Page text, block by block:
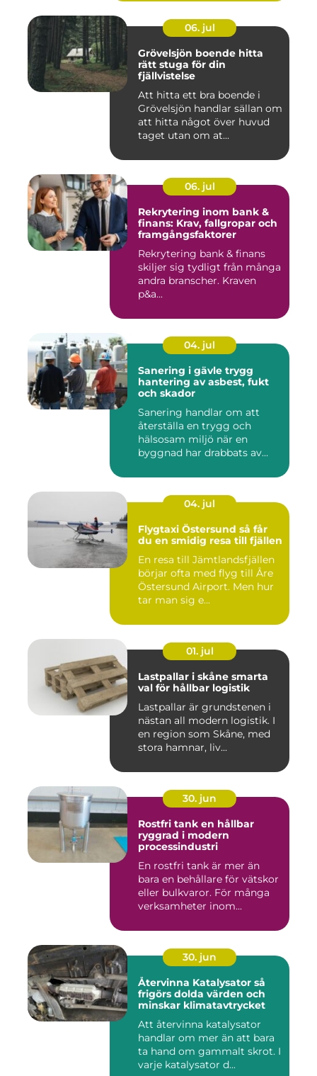
06. jul
Grövelsjön boende hitta
rätt stuga för din
fjällvistelse
Att hitta ett bra boende i
Grövelsjön handlar sällan om
att hitta något över huvud
taget utan om at...
06. jul
Rekrytering inom bank &
finans: Krav, fallgropar och
framgångsfaktorer
Rekrytering bank & finans
skiljer sig tydligt från många
andra branscher. Kraven
p&a...
04. jul
Sanering i gävle trygg
hantering av asbest, fukt
och skador
Sanering handlar om att
återställa en trygg och
hälsosam miljö när en
byggnad har drabbats av
04. jul
Flygtaxi Östersund så får
du en smidig resa till fjällen
En resa till Jämtlandsfjällen
börjar ofta med flyg till Åre
Östersund Airport. Men hur
tar man sig e...
01. jul
Lastpallar i skåne smarta
val för hållbar logistik
Lastpallar är grundstenen i
nästan all modern logistik. I
en region som Skåne, med
stora hamnar, liv...
30. jun
Rostfri tank en hållbar
ryggrad i modern
processindustri
En rostfri tank är mer än
bara en behållare för vätskor
eller bulkvaror. För många
verksamheter inom...
30. jun
Återvinna Katalysator så
frigörs dolda värden och
minskar klimatavtrycket
Att återvinna katalysator
handlar om mer än att bara
ta hand om gammalt skrot. I
varje katalysator d...